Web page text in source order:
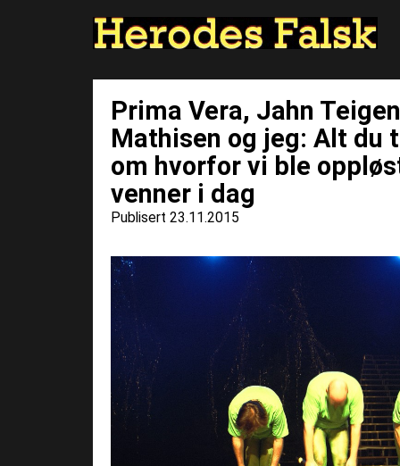
Prima Vera, Jahn
Mathisen og jeg: Alt du
om hvorfor vi ble
venner i dag
Publisert 23.11.2015